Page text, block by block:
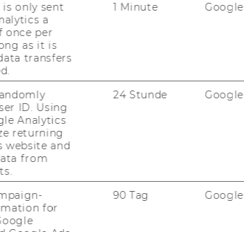
in Ko­
jeder die­ser Or­ga­
teil.
das Rek­to­rat
hier.
only sent
a
once per
as it is
transfers
1 Minute Google
ID. Using
Analytics
returning
website and
from
24 Stunde Google
for
90 Tag Google